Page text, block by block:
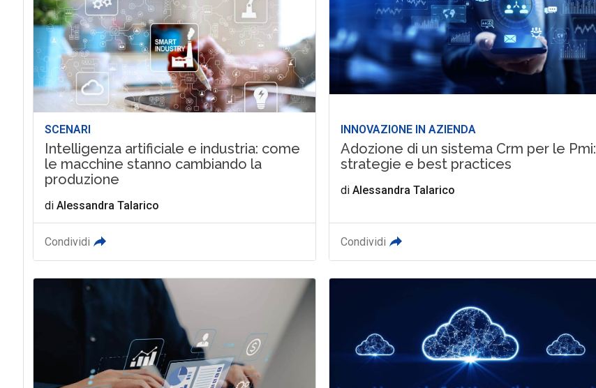
SCENARI
Intelligenza artificiale e industria: come
le macchine stanno cambiando la
produzione
di Alessandra Talarico
Condividi
INNOVAZIONE IN AZIENDA
Adozione di un sistema Crm per le Pmi:
strategie e best practices
diAlessandra Talarico
Condividi